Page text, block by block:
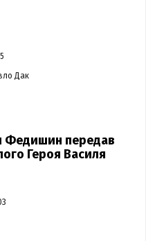
Дак
Федишин передав
Героя Василя